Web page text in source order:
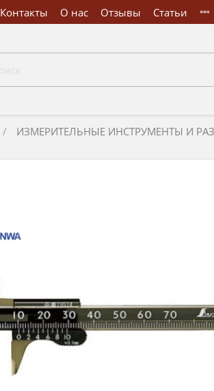
Контакты О нас Отзывы Статьи
ИЗМЕРИТЕЛЬНЫЕ ИНСТРУМЕНТЫ И